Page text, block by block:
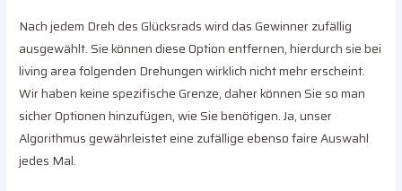
Nach jedem Dreh des Glücksrads wird das Gewinner zufällig
ausgewählt. Sie können diese Option entfernen, hierdurch sie bei
living area folgenden Drehungen wirklich nicht mehr erscheint.
Wir haben keine spezifische Grenze, daher können Sie so man
sicher Optionen hinzufügen, wie Sie benötigen. Ja, unser
Algorithmus gewährleistet eine zufällige ebenso faire Auswahl
jedes Mal.